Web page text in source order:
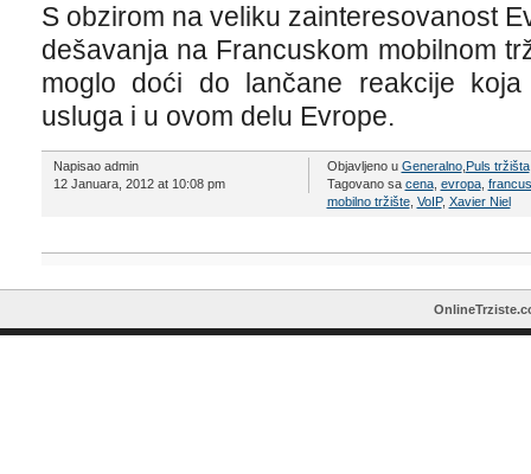
S obzirom na veliku zainteresovanost
dešavanja na Francuskom mobilnom
moglo doći do lančane reakcije
usluga i u ovom delu Evrope.
Napisao admin
12 Januara, 2012 at 10:08 pm
Objavljeno u Generalno, Puls tržišta
Tagovano sa cena, evropa,
mobilno tržište, VoIP, Xavier Niel